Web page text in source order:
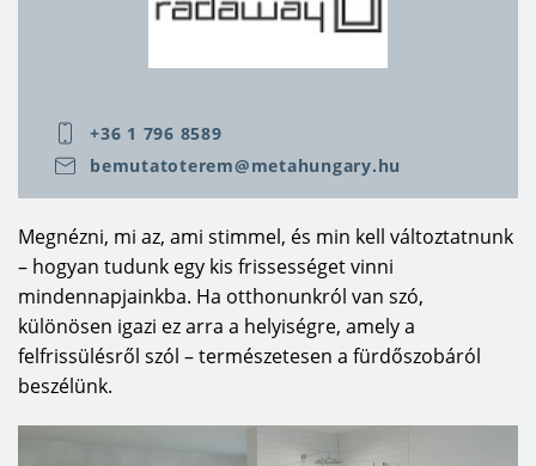
vonzóak, kényelmesek és könnyen használható
számára az optimális megoldást, figyelembe véve
a rendelkezésre álló teret és a felhasználási
mindig ÖRÖM.
+36 1 796 8589
bemutatoterem@metahungary.hu
Megnézni, mi az, ami stimmel, és min kell változtatnunk
– hogyan tudunk egy kis frissességet vinni
mindennapjainkba. Ha otthonunkról van szó,
különösen igazi ez arra a helyiségre, amely a
felfrissülésről szól – természetesen a fürdőszobáról
beszélünk.